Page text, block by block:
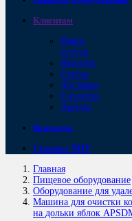
Клиентам
Наши
услуги
Новости
Статьи
Доставка
Гарантии
Аренда
Контакты
Станки с ЧПУ
Главная
Пищевое оборудование
Оборудование для
Машина для очистки
на дольки яблок